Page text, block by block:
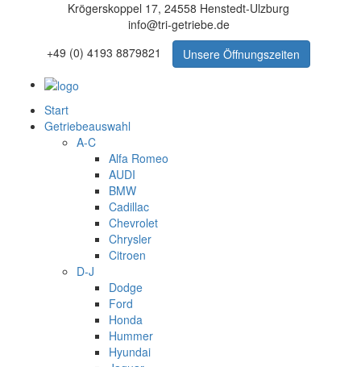
Krögerskoppel 17, 24558 Henstedt-Ulzburg
info@tri-getriebe.de
+49 (0) 4193 8879821
Unsere Öffnungszeiten
Start
Getriebeauswahl
A-C
Alfa Romeo
AUDI
BMW
Cadillac
Chevrolet
Chrysler
Citroen
D-J
Dodge
Ford
Honda
Hummer
Hyundai